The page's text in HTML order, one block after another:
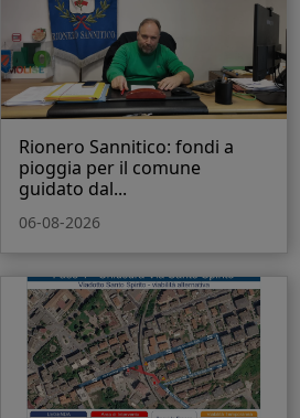
Rionero Sannitico: fondi a
pioggia per il comune
guidato dal...
06-08-2026